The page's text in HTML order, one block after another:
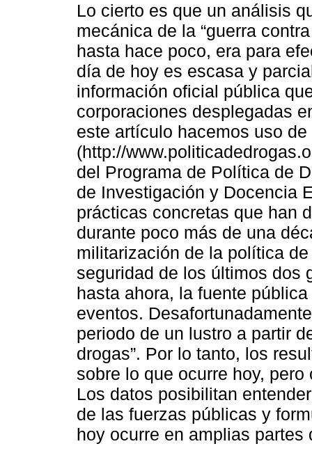
Lo cierto es que un análisis
mecánica de la “guerra
hasta hace poco, era para
día de hoy es escasa y
información oficial pública
corporaciones desplegadas
este artículo hacemos uso de
(http://
del Programa de Política de
de Investigación y Docencia
prácticas concretas que han
durante poco más de una
militarización de la política
seguridad de los últimos dos
hasta ahora, la fuente
eventos.
periodo de un lustro a partir
drogas”. Por lo tanto, los
sobre lo que ocurre hoy,
Los datos posibilitan
de las fuerzas públicas y
hoy ocurre en amplias partes